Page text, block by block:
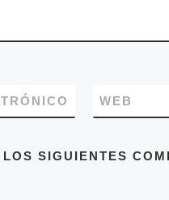
WEB
SIGUIENTES